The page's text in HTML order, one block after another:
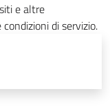
e altre
di servizio.